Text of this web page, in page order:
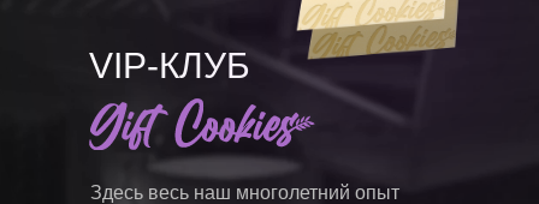
VIP-КЛУБ
Здесь весь наш многолетний опыт